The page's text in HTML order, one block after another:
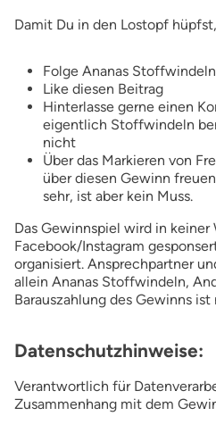
Damit Du in den Lostopf hüpfst,
Folge Ananas Stoffwindeln
Like diesen Beitrag
Hinterlasse gerne einen
eigentlich Stoffwindeln
nicht
Über das Markieren von
über diesen Gewinn
sehr, ist aber kein Muss.
Das Gewinnspiel wird in keiner
Facebook/Instagram
organisiert. Ansprechpartner
allein Ananas Stoffwindeln,
Barauszahlung des Gewinns
Datenschutzhinweise:
Verantwortlich für
Zusammenhang mit dem